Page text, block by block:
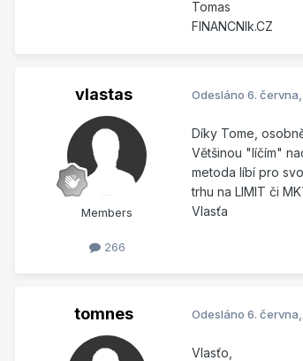
Tomas
FINANCNIk.CZ
vlastas
Members
266
Odesláno 6.
Díky Tome,
Většinou "líčím"
metoda líbí pro
trhu na LIMIT či
Vlasťa
tomnes Odesláno 6.
Vlasťo,